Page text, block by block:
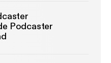
Podcaster